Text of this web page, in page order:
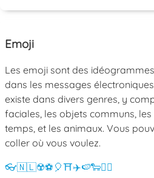
Emoji
Les emoji sont des
dans les messages
existe dans divers genres, y
faciales, les objets communs,
temps, et les animaux. Vous
coller où vous voulez.
👓🇳🇱☢️⚽ 🎈⛩️✈️🍉🐑💁‍♀️